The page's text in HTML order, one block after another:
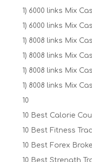
1) 6000 links Mix
1) 6000 links Mix
1) 8008 links Mix
1) 8008 links Mix
1) 8008 links Mix
1) 8008 links Mix
10
10 Best Calorie
10 Best Fitness
10 Best Forex
10 Best Strength